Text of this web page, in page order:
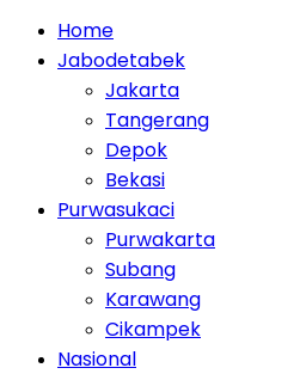
Home
Jabodetabek
Jakarta
Tangerang
Depok
Bekasi
Purwasukaci
Purwakarta
Subang
Karawang
Cikampek
Nasional